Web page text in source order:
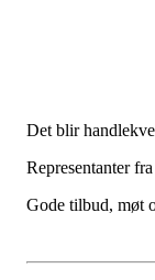
Det blir
Representanter
Gode tilbud, møt